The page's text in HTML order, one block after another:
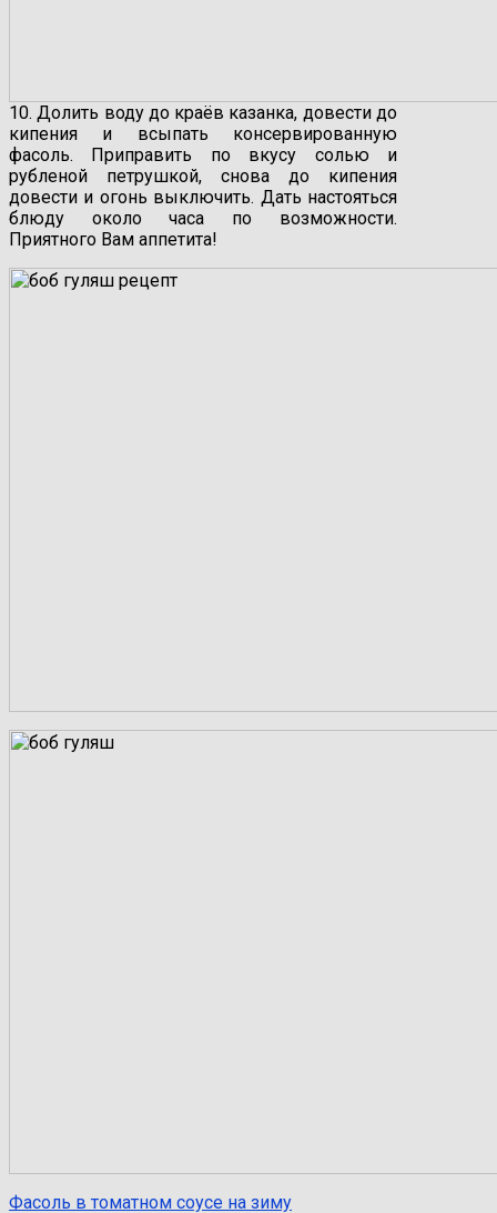
10. Долить воду до краёв казанка, довести до
кипения и всыпать консервированную
фасоль. Приправить по вкусу солью и
рубленой петрушкой, снова до кипения
довести и огонь выключить. Дать настояться
блюду около часа по возможности.
Приятного Вам аппетита!
Фасоль в томатном соусе на зиму